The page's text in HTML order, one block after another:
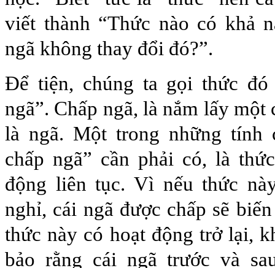
viết thành “Thức nào có khả
ngã không thay đổi đó?”.
Để tiện, chúng ta gọi thức đó
ngã”. Chấp ngã, là nắm lấy
là ngã. Một trong những tính
chấp ngã” cần phải có, là
động liên tục. Vì nếu thức
nghỉ, cái ngã được chấp sẽ
thức này có hoạt động trở lại,
bảo rằng cái ngã trước và